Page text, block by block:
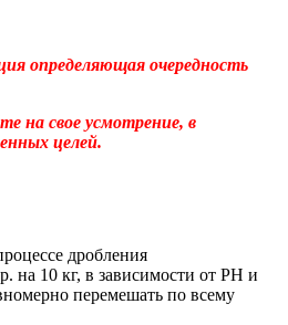
определяющая очередность
на свое усмотрение, в
целей.
дробления
на 10 кг, в зависимости от РН и
перемешать по всему